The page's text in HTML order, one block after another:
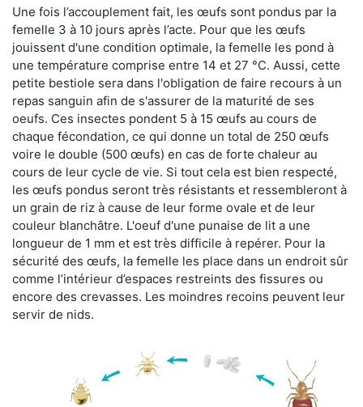
Une fois l’accouplement fait, les œufs sont pondus par la
femelle 3 à 10 jours après l’acte. Pour que les œufs
jouissent d'une condition optimale, la femelle les pond à
une température comprise entre 14 et 27 °C. Aussi, cette
petite bestiole sera dans l'obligation de faire recours à un
repas sanguin afin de s'assurer de la maturité de ses
oeufs. Ces insectes pondent 5 à 15 œufs au cours de
chaque fécondation, ce qui donne un total de 250 œufs
voire le double (500 œufs) en cas de forte chaleur au
cours de leur cycle de vie. Si tout cela est bien respecté,
les œufs pondus seront très résistants et ressembleront à
un grain de riz à cause de leur forme ovale et de leur
couleur blanchâtre. L'oeuf d'une punaise de lit a une
longueur de 1 mm et est très difficile à repérer. Pour la
sécurité des œufs, la femelle les place dans un endroit sûr
comme l’intérieur d’espaces restreints des fissures ou
encore des crevasses. Les moindres recoins peuvent leur
servir de nids.